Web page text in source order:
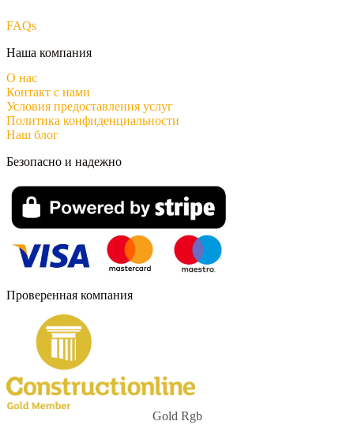
FAQs
Наша компания
О нас
Контакт с нами
Условия предоставления услуг
Политика конфиденциальности
Наш блог
Проверенная компания
Gold Rgb
Безопасно и надежно